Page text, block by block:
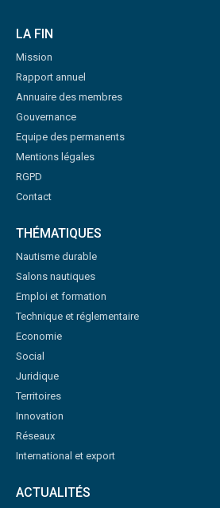
LA FIN
Mission
Rapport annuel
Annuaire des membres
Gouvernance
Equipe des permanents
Mentions légales
RGPD
Contact
THÉMATIQUES
Nautisme durable
Salons nautiques
Emploi et formation
Technique et réglementaire
Economie
Social
Juridique
Territoires
Innovation
Réseaux
International et export
ACTUALITÉS